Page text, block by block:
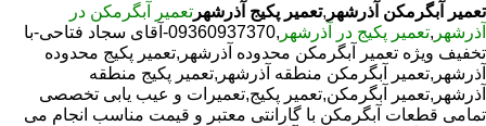
تعمیر آبگرمکن آذرشهر ,تعمیر پکیج آذرشهر تعمیر آبگرمکن در
آذرشهر ,تعمیر پکیج در آذرشهر
,09360937370-آقای سجاد فتاحی-با
تخفیف ویژه تعمیر آبگرمکن محدوده آذرشهر,تعمیر پکیج محدوده
آذرشهر,تعمیر آبگرمکن منطقه آذرشهر,تعمیر پکیج منطقه
آذرشهر,تعمیر آبگرمکن,تعمیر پکیج,تعمیرات و عیب یابی تخصصی
تمامی قطعات آبگرمکن با گارانتی معتبر و قیمت مناسب انجام می